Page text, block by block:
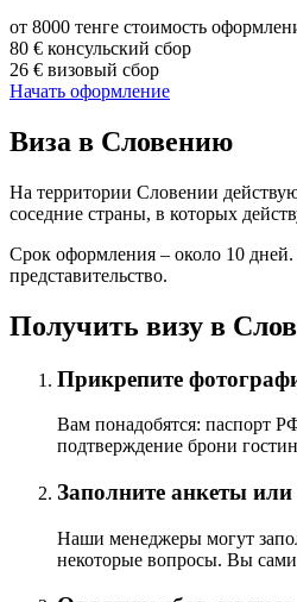
от 8000 тенге стоимость
80 € консульский сбор
26 € визовый сбор
Начать оформление
Виза в Словению
На территории Словении
соседние страны, в которых
Срок оформления – около 10
представительство.
Получить визу в
Прикрепите
Вам понадобятся: паспорт
подтверждение брони
Заполните анкеты или
Наши менеджеры могут
некоторые вопросы. Вы